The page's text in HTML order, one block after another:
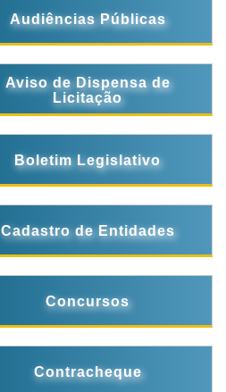
Audiências Públicas
Aviso de Dispensa de
Licitação
Boletim Legislativo
Cadastro de Entidades
Concursos
Contracheque